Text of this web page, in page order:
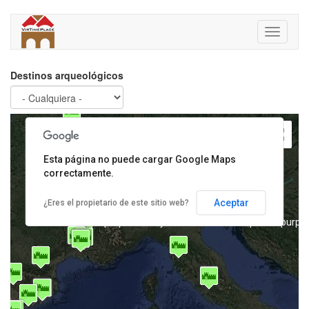
contenido
principal
Toggle
Destinos arqueológicos
For development
For development
For development purposes only
Esta página no puede cargar Google Maps
correctamente.
¿Eres el propietario de este sitio web? Aceptar